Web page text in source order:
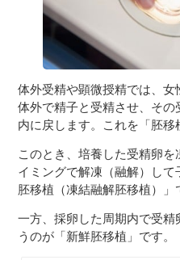
体外受精や顕微授精では、
体外で精子と受精させ、そ
内に戻します。これを「胚移
このとき、培養した受精卵
イミングで解凍（融解）し
胚移植（凍結融解胚移植）」
一方、採卵した周期内で受
うのが「新鮮胚移植」です。